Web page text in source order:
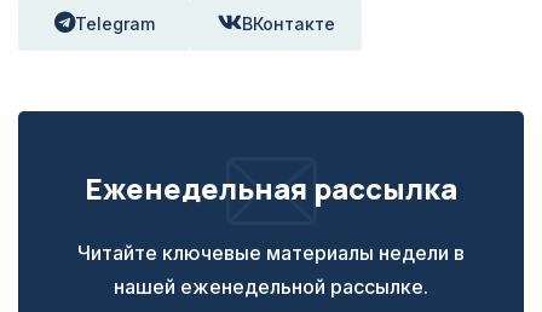
Telegram ВКонтакте
Еженедельная рассылка
Читайте ключевые материалы недели в
нашей еженедельной рассылке.